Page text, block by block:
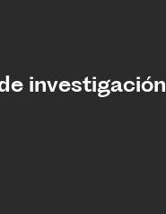
investigación